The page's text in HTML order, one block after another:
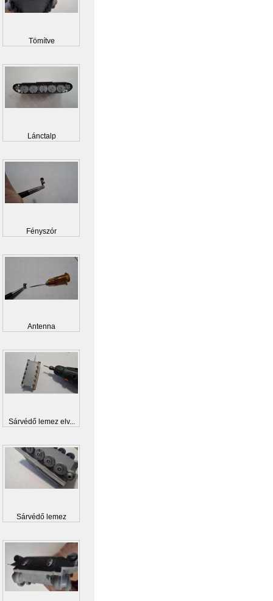
Tömítve
Lánctalp
Fényszór
Antenna
Sárvédő lemez elv...
Sárvédő lemez